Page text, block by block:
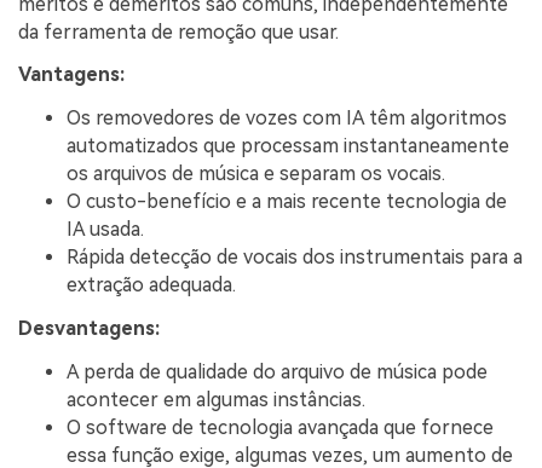
da ferramenta de remoção que usar.
Vantagens:
Os removedores de vozes com IA têm algoritmos
automatizados que processam instantaneamente
os arquivos de música e separam os vocais.
O custo-benefício e a mais recente tecnologia de
IA usada.
Rápida detecção de vocais dos instrumentais para a
extração adequada.
Desvantagens:
A perda de qualidade do arquivo de música pode
acontecer em algumas instâncias.
O software de tecnologia avançada que fornece
essa função exige, algumas vezes, um aumento de